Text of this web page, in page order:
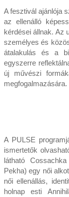
A fesztivál ajánlója
az ellenálló
kérdései állnak. Az
személyes és
átalakulás és a
egyszerre
új művészi
megfogalmazására.
A PULSE
ismertetők
látható
Pekha) egy női
női ellenállás,
holnap esti